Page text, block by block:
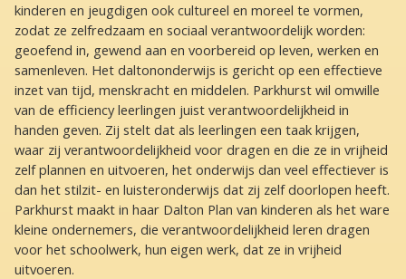
kinderen en jeugdigen ook cultureel en moreel te vormen,
zodat ze zelfredzaam en sociaal verantwoordelijk worden:
geoefend in, gewend aan en voorbereid op leven, werken en
samenleven. Het daltononderwijs is gericht op een effectieve
inzet van tijd, menskracht en middelen. Parkhurst wil omwille
van de efficiency leerlingen juist verantwoordelijkheid in
handen geven. Zij stelt dat als leerlingen een taak krijgen,
waar zij verantwoordelijkheid voor dragen en die ze in vrijheid
zelf plannen en uitvoeren, het onderwijs dan veel effectiever is
dan het stilzit- en luisteronderwijs dat zij zelf doorlopen heeft.
Parkhurst maakt in haar Dalton Plan van kinderen als het ware
kleine ondernemers, die verantwoordelijkheid leren dragen
voor het schoolwerk, hun eigen werk, dat ze in vrijheid
uitvoeren.